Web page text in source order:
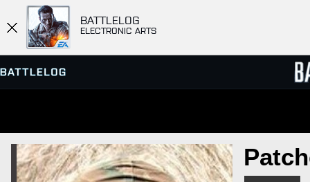
BATTLELOG
ELECTRONIC ARTS
SERVEURS
PARTIES